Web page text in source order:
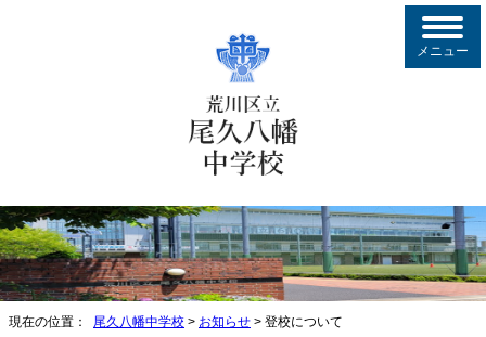
メニュー
現在の位置： 尾久八幡中学校 > お知らせ > 登校について